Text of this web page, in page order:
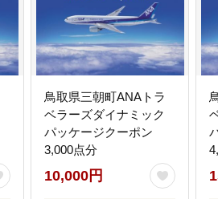
鳥取県三朝町ANAトラ
ベラーズダイナミック
パッケージクーポン
3,000点分
10,000円